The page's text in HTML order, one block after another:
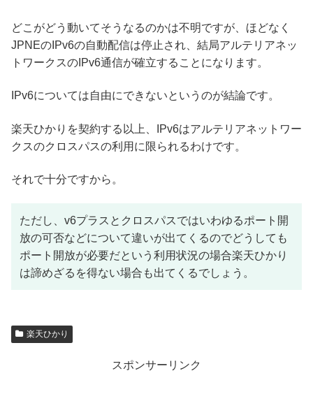
どこがどう動いてそうなるのかは不明ですが、ほどなく
JPNEのIPv6の自動配信は停止され、結局アルテリアネッ
トワークスのIPv6通信が確立することになります。
IPv6については自由にできないというのが結論です。
楽天ひかりを契約する以上、IPv6はアルテリアネットワー
クスのクロスパスの利用に限られるわけです。
それで十分ですから。
ただし、v6プラスとクロスパスではいわゆるポート開
放の可否などについて違いが出てくるのでどうしても
ポート開放が必要だという利用状況の場合楽天ひかり
は諦めざるを得ない場合も出てくるでしょう。
楽天ひかり
スポンサーリンク